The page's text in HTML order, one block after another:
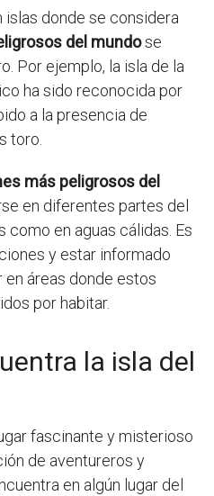
islas donde se considera
del mundose
Por ejemplo, la isla de la
ha sido reconocida por
a la presencia de
toro.
más peligrosos del
en diferentes partes del
como en aguas cálidas. Es
y estar informado
áreas donde estos
por habitar.
la isla del
fascinante y misterioso
de aventureros y
en algún lugar del